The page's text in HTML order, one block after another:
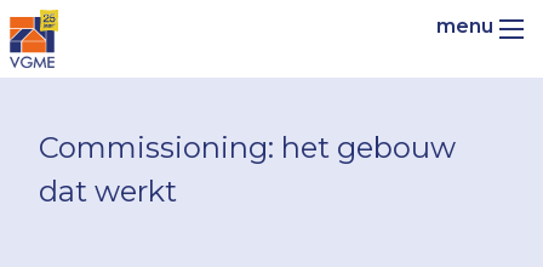
Commissioning: het gebouw
dat werkt